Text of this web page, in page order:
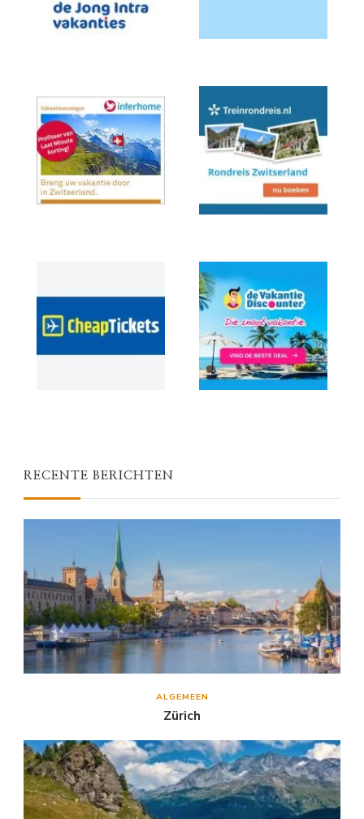
RECENTE BERICHTEN
ALGEMEEN
Zürich